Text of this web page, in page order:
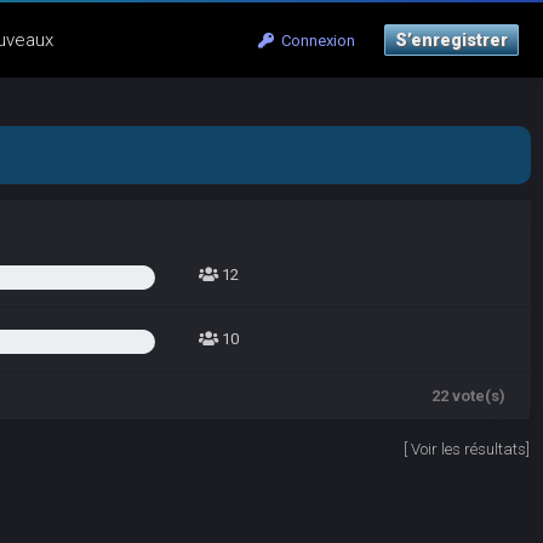
Connexion S’enregistrer
12
10
22 vote(s)
Voir les résultats